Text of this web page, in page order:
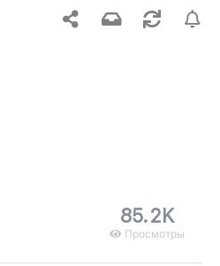
85.2K
Просмотры